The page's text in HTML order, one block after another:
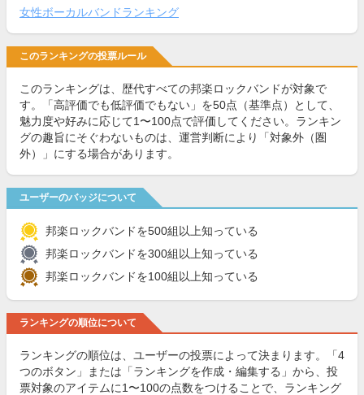
女性ボーカルバンドランキング
このランキングの投票ルール
このランキングは、歴代すべての邦楽ロックバンドが対象で
す。「高評価でも低評価でもない」を50点（基準点）として、
魅力度や好みに応じて1〜100点で評価してください。ランキン
グの趣旨にそぐわないものは、運営判断により「対象外（圏
外）」にする場合があります。
ユーザーのバッジについて
邦楽ロックバンドを500組以上知っている
邦楽ロックバンドを300組以上知っている
邦楽ロックバンドを100組以上知っている
ランキングの順位について
ランキングの順位は、ユーザーの投票によって決まります。「4
つのボタン」または「ランキングを作成・編集する」から、投
票対象のアイテムに1〜100の点数をつけることで、ランキング